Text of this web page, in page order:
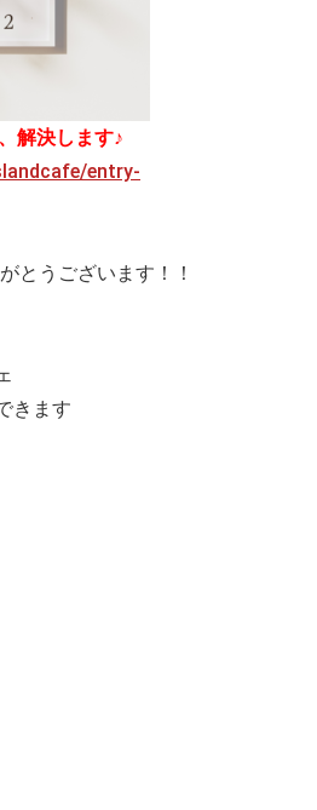
解決します♪
entry-
とうございます！！
きます